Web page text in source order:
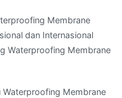
Membrane
dan Internasional
Waterproofing Membrane
Waterproofing Membrane